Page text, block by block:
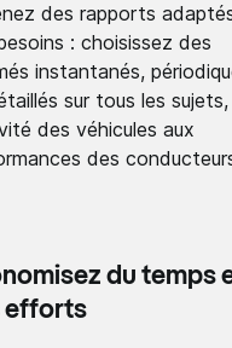
des rapports
: choisissez des
instantanés,
sur tous les
des véhicules aux
des
du temps
efforts